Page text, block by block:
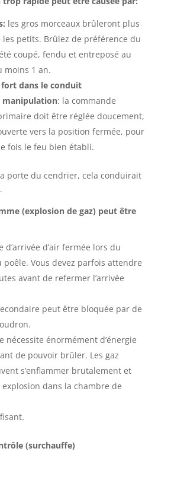
les gros morceaux brûleront plus
petits. Brûlez de préférence du
coupé, fendu et entreposé au
moins 1 an.
dans le conduit
manipulation: la commande
doit être réglée doucement,
vers la position fermée, pour
fois le feu bien établi.
porte du cendrier, cela conduirait
(explosion de gaz) peut être
d’arrivée d’air fermée lors du
Vous devez parfois attendre
avant de refermer l’arrivée
peut être bloquée par de
nécessite énormément d’énergie
de pouvoir brûler. Les gaz
s’enflammer brutalement et
dans la chambre de
(surchauffe)